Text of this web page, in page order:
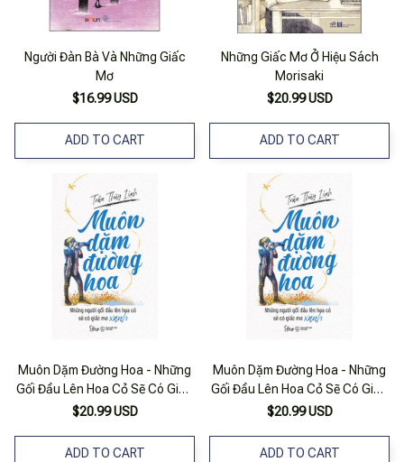
Người Đàn Bà Và Những Giấc
Mơ
$16.99 USD
ADD TO CART
Những Giấc Mơ Ở Hiệu Sách
Morisaki
$20.99 USD
ADD TO CART
Muôn Dặm Đường Hoa - Những
Gối Đầu Lên Hoa Cỏ Sẽ Có Giấc
Mơ Xanh
$20.99 USD
ADD TO CART
Muôn Dặm Đường Hoa - Những
Gối Đầu Lên Hoa Cỏ Sẽ Có Giấc
Mơ Xanh
$20.99 USD
ADD TO CART